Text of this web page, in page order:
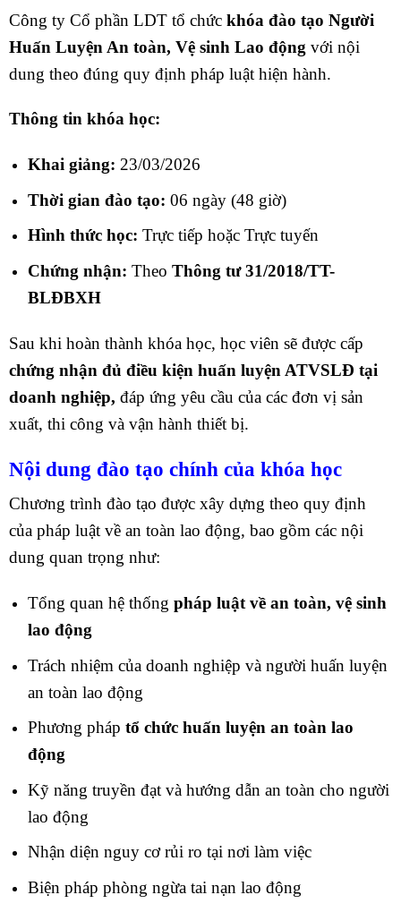
Công ty Cổ phần LDT tổ chức khóa đào tạo Người
Huấn Luyện An toàn, Vệ sinh Lao động với nội
dung theo đúng quy định pháp luật hiện hành.
Thông tin khóa học:
Khai giảng: 23/03/2026
Thời gian đào tạo: 06 ngày (48 giờ)
Hình thức học: Trực tiếp hoặc Trực tuyến
Chứng nhận: Theo Thông tư 31/2018/TT-
BLĐBXH
Sau khi hoàn thành khóa học, học viên sẽ được cấp
chứng nhận đủ điều kiện huấn luyện ATVSLĐ tại
doanh nghiệp, đáp ứng yêu cầu của các đơn vị sản
xuất, thi công và vận hành thiết bị.
Nội dung đào tạo chính của khóa học
Chương trình đào tạo được xây dựng theo quy định
của pháp luật về an toàn lao động, bao gồm các nội
dung quan trọng như:
Tổng quan hệ thống pháp luật về an toàn, vệ sinh
lao động
Trách nhiệm của doanh nghiệp và người huấn luyện
an toàn lao động
Phương pháp tổ chức huấn luyện an toàn lao
động
Kỹ năng truyền đạt và hướng dẫn an toàn cho người
lao động
Nhận diện nguy cơ rủi ro tại nơi làm việc
Biện pháp phòng ngừa tai nạn lao động